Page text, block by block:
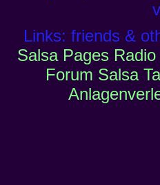
Links: friends &
Salsa Pages
Forum Salsa